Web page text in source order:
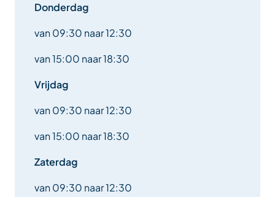
Donderdag
van 09:30 naar 12:30
van 15:00 naar 18:30
Vrijdag
van 09:30 naar 12:30
van 15:00 naar 18:30
Zaterdag
van 09:30 naar 12:30